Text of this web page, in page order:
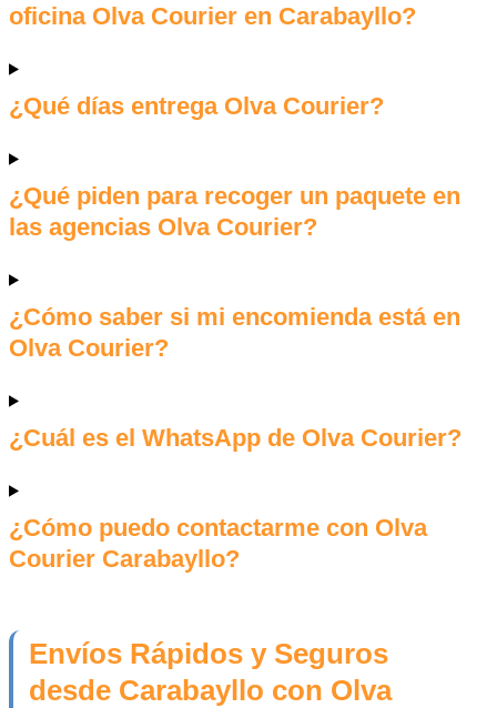
oficina Olva Courier en Carabayllo?
¿Qué días entrega Olva Courier?
¿Qué piden para recoger un paquete en
las agencias Olva Courier?
¿Cómo saber si mi encomienda está en
Olva Courier?
¿Cuál es el WhatsApp de Olva Courier?
¿Cómo puedo contactarme con Olva
Courier Carabayllo?
Envíos Rápidos y Seguros
desde Carabayllo con Olva